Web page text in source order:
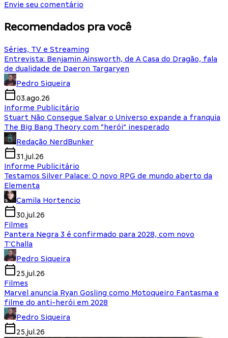
Envie seu comentário
Recomendados pra você
Séries, TV e Streaming
Entrevista: Benjamin Ainsworth, de A Casa do Dragão, fala
de dualidade de Daeron Targaryen
Pedro Siqueira
03.ago.26
Informe Publicitário
Stuart Não Consegue Salvar o Universo expande a franquia
The Big Bang Theory com “herói” inesperado
Redação NerdBunker
31.jul.26
Informe Publicitário
Testamos Silver Palace: O novo RPG de mundo aberto da
Elementa
Camila Hortencio
30.jul.26
Filmes
Pantera Negra 3 é confirmado para 2028, com novo
T'Challa
Pedro Siqueira
25.jul.26
Filmes
Marvel anuncia Ryan Gosling como Motoqueiro Fantasma e
filme do anti-herói em 2028
Pedro Siqueira
25.jul.26